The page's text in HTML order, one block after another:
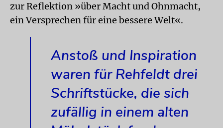
zur Reflektion »über Macht und Ohnmacht,
ein Versprechen für eine bessere Welt«.
Anstoß und Inspiration
waren für Rehfeldt drei
Schriftstücke, die sich
zufällig in einem alten